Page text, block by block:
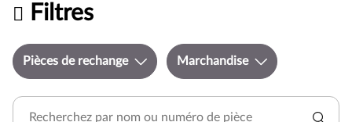
Filtres
Pièces de rechange Marchandise